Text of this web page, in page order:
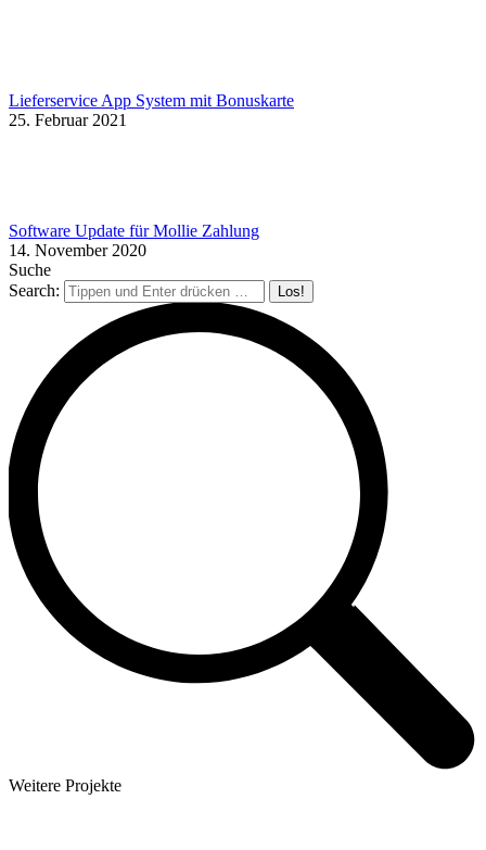
Lieferservice App System mit Bonuskarte
25. Februar 2021
Software Update für Mollie Zahlung
14. November 2020
Suche
Search:
Weitere Projekte